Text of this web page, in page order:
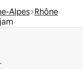
Alpes Rhône